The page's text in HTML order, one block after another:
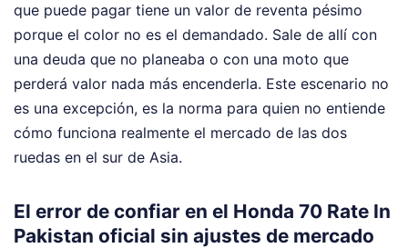
que puede pagar tiene un valor de reventa pésimo
porque el color no es el demandado. Sale de allí con
una deuda que no planeaba o con una moto que
perderá valor nada más encenderla. Este escenario no
es una excepción, es la norma para quien no entiende
cómo funciona realmente el mercado de las dos
ruedas en el sur de Asia.
El error de confiar en el Honda 70 Rate In
Pakistan oficial sin ajustes de mercado